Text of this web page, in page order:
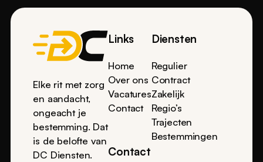
Footer
Elke rit met zorg
en aandacht,
ongeacht je
bestemming. Dat
is de belofte van
DC Diensten.
Links
Home
Over ons
Vacatures
Contact
Diensten
Regulier
Contract
Zakelijk
Regio’s
Trajecten
Bestemmingen
Contact